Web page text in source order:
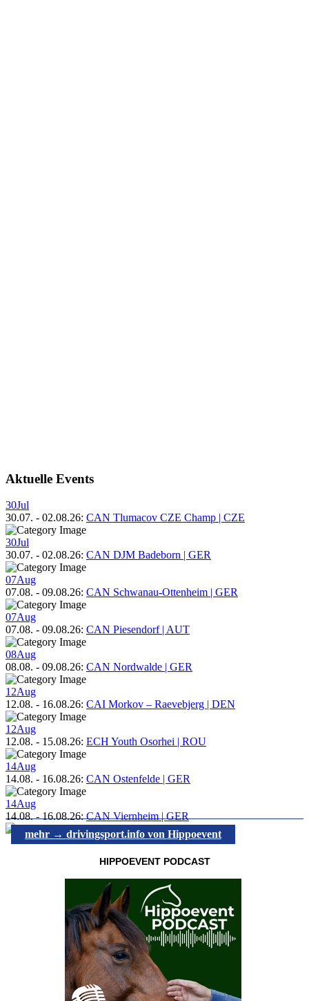
Aktuelle Events
30Jul
30.07. - 02.08.26: CAN Tlumacov CZE Champ | CZE
30Jul
30.07. - 02.08.26: CAN DJM Badeborn | GER
07Aug
07.08. - 09.08.26: CAN Schwanau-Ottenheim | GER
07Aug
07.08. - 09.08.26: CAN Piesendorf | AUT
08Aug
08.08. - 09.08.26: CAN Nordwalde | GER
12Aug
12.08. - 16.08.26: CAI Morkov – Raevebjerg | DEN
12Aug
12.08. - 15.08.26: ECH Youth Osorhei | ROU
14Aug
14.08. - 16.08.26: CAN Ostenfelde | GER
14Aug
14.08.-16.08.26:CAN Viernheim | GER
mehr → drivingsport.info von Hippoevent
HIPPOEVENT PODCAST